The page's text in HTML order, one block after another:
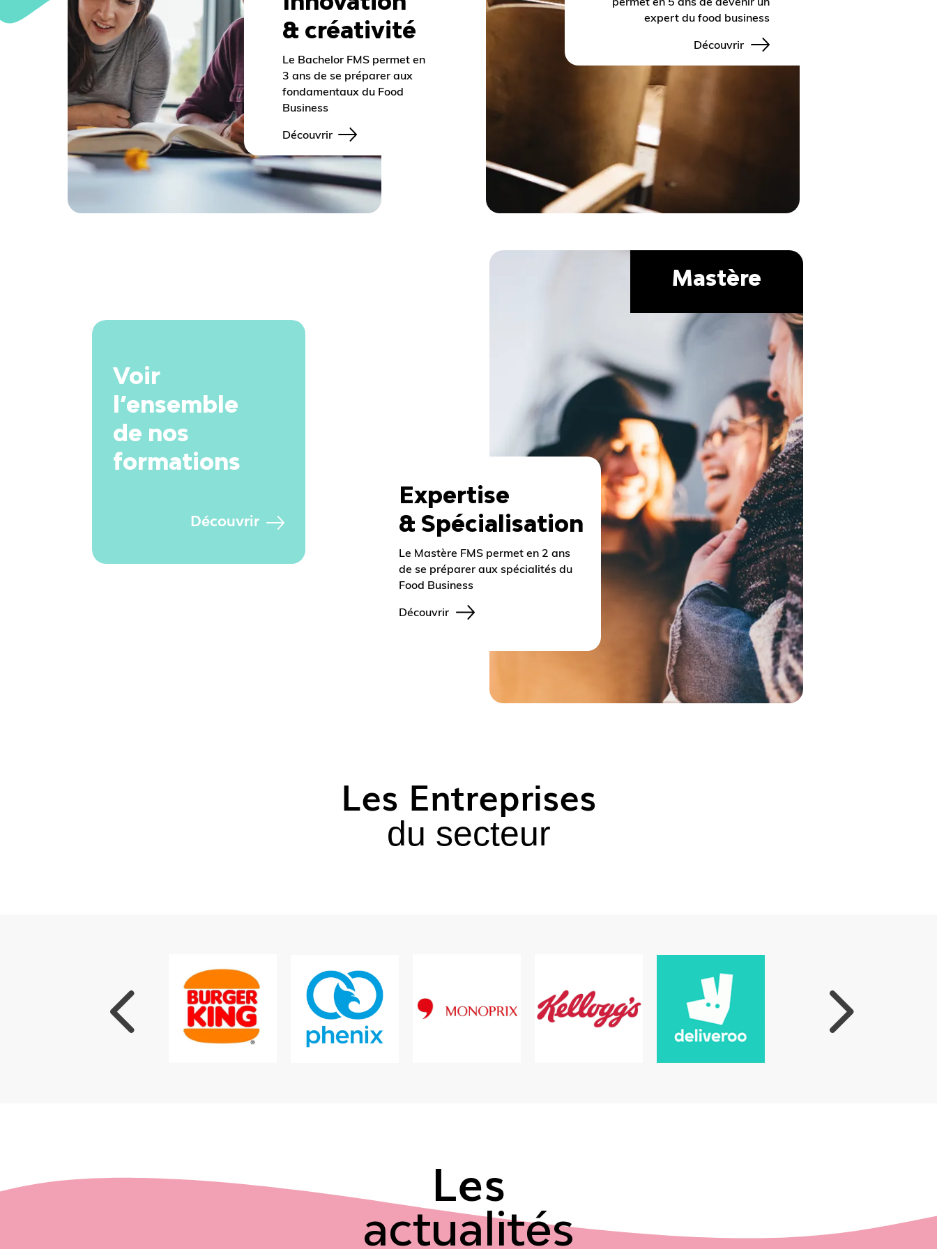
& créativité
Le Bachelor FMS permet en
3 ans de se préparer aux
fondamentaux du Food
Business
Découvrir
expert du food business
Découvrir
Voir
l’ensemble
de nos
formations
Découvrir
Mastère
Expertise
& Spécialisation
Le Mastère FMS permet en 2 ans
de se préparer aux spécialités du
Food Business
Découvrir
Les Entreprises
du secteur
Les
actualités